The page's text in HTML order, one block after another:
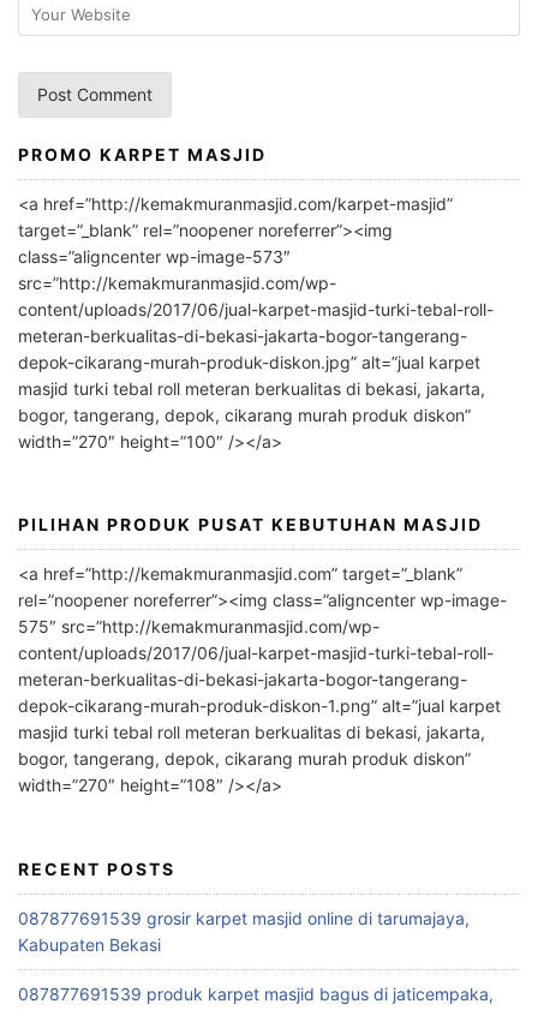
A
l
r
n
a
t
i
v
PROMO KARPET MASJID
<a href=”http://kemakmuranmasjid.com/karpet-masjid”
target=”_blank” rel=”noopener noreferrer”><img
class=”aligncenter wp-image-573″
src=”http://kemakmuranmasjid.com/wp-
content/uploads/2017/06/jual-karpet-masjid-turki-tebal-roll-
meteran-berkualitas-di-bekasi-jakarta-bogor-tangerang-
depok-cikarang-murah-produk-diskon.jpg” alt=”jual karpet
masjid turki tebal roll meteran berkualitas di bekasi, jakarta,
bogor, tangerang, depok, cikarang murah produk diskon”
width=”270″ height=”100″ /></a>
PILIHAN PRODUK PUSAT KEBUTUHAN MASJID
<a href=”http://kemakmuranmasjid.com” target=”_blank”
rel=”noopener noreferrer”><img class=”aligncenter wp-image-
575″ src=”http://kemakmuranmasjid.com/wp-
content/uploads/2017/06/jual-karpet-masjid-turki-tebal-roll-
meteran-berkualitas-di-bekasi-jakarta-bogor-tangerang-
depok-cikarang-murah-produk-diskon-1.png” alt=”jual karpet
masjid turki tebal roll meteran berkualitas di bekasi, jakarta,
bogor, tangerang, depok, cikarang murah produk diskon”
width=”270″ height=”108″ /></a>
RECENT POSTS
087877691539 grosir karpet masjid online di tarumajaya,
Kabupaten Bekasi
087877691539 produk karpet masjid bagus di jaticempaka,